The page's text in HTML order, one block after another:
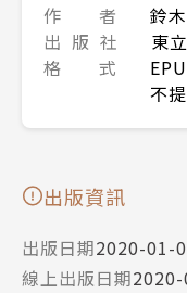
作 者
鈴
出 版 社
東
格 式
不
出版資訊
出版日期2020-01-
線上出版日期